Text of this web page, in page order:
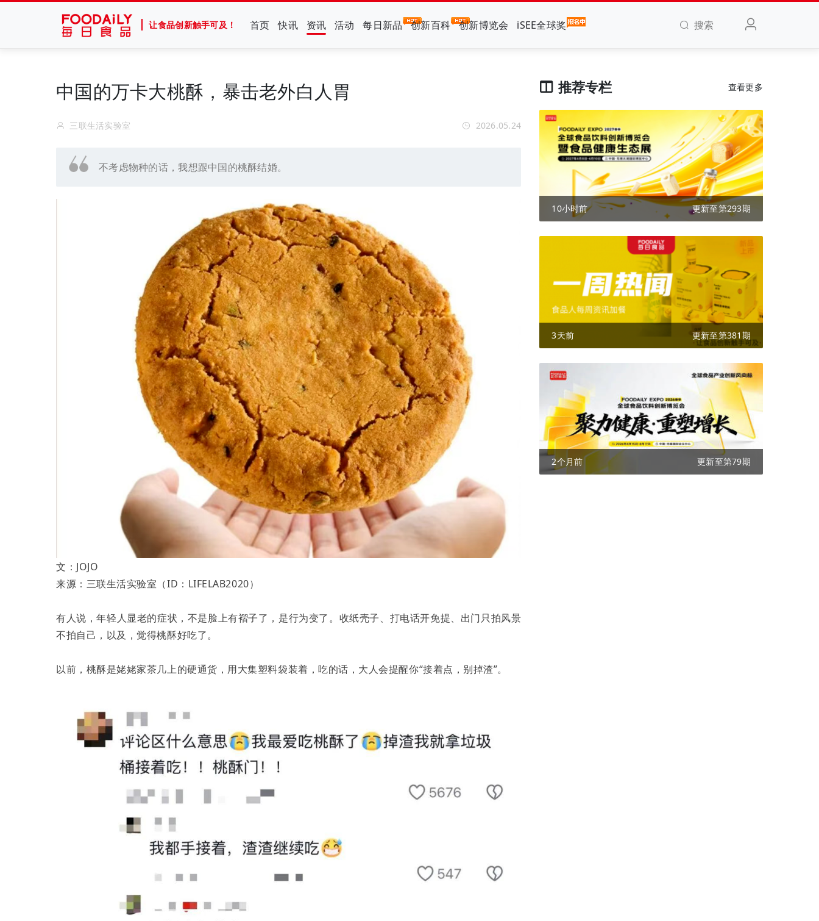
让食品创新触手可及！ 首页 快讯 资讯 活动 每日新品 创新百科 创新博览会 iSEE全球奖 搜索
中国的万卡大桃酥，暴击老外白人胃
三联生活实验室 2026.05.24
不考虑物种的话，我想跟中国的桃酥结婚。
文：JOJO
来源：三联生活实验室（ID：LIFELAB2020）
有人说，年轻人显老的症状，不是脸上有褶子了，是行为变了。收纸壳子、打电话开免提、出门只拍风景
不拍自己，以及，觉得桃酥好吃了。
以前，桃酥是姥姥家茶几上的硬通货，用大集塑料袋装着，吃的话，大人会提醒你“接着点，别掉渣”。
推荐专栏 查看更多
10小时前 更新至第293期
3天前 更新至第381期
2个月前 更新至第79期